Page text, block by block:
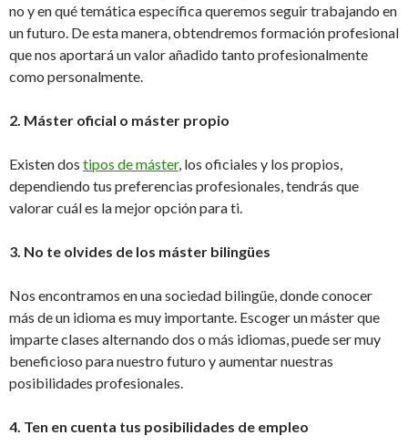
no y en qué temática específica queremos seguir trabajando en
un futuro. De esta manera, obtendremos formación profesional
que nos aportará un valor añadido tanto profesionalmente
como personalmente.
2. Máster oficial o máster propio
Existen dos tipos de máster, los oficiales y los propios,
dependiendo tus preferencias profesionales, tendrás que
valorar cuál es la mejor opción para ti.
3. No te olvides de los máster bilingües
Nos encontramos en una sociedad bilingüe, donde conocer
más de un idioma es muy importante. Escoger un máster que
imparte clases alternando dos o más idiomas, puede ser muy
beneficioso para nuestro futuro y aumentar nuestras
posibilidades profesionales.
4. Ten en cuenta tus posibilidades de empleo